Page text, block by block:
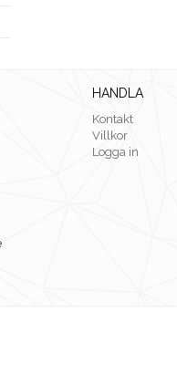
HANDLA
Kontakt
Villkor
Logga in